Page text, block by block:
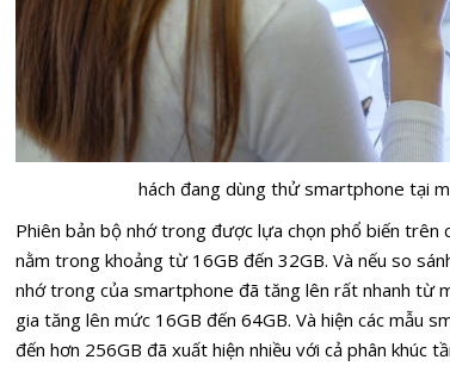
hách đang dùng thử smartphone tại
Phiên bản bộ nhớ trong được lựa chọn phổ biến
nằm trong khoảng từ 16GB đến 32GB. Và nếu so
nhớ trong của smartphone đã tăng lên rất nhanh từ
gia tăng lên mức 16GB đến 64GB. Và hiện các mẫu
đến hơn 256GB đã xuất hiện nhiều với cả phân khúc